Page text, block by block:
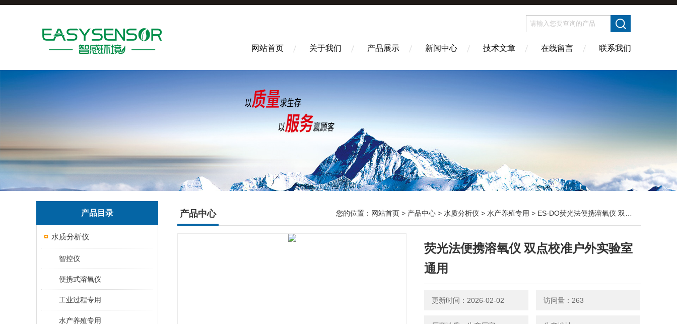
网站首页 关于我们 产品展示 新闻中心 技术文章 在线留言 联系我们
产品目录
水质分析仪
智控仪
便携式溶氧仪
工业过程专用
水产养殖专用
产品中心 您的位置： 网站首页 > 产品中心 > 水质分析仪 > 水产养殖专用 > ES-DO荧光法便携溶氧仪 双点校准户外实验室通用
荧光法便携溶氧仪 双点校准户外实验室
通用
更新时间：2026-02-02 访问量：263